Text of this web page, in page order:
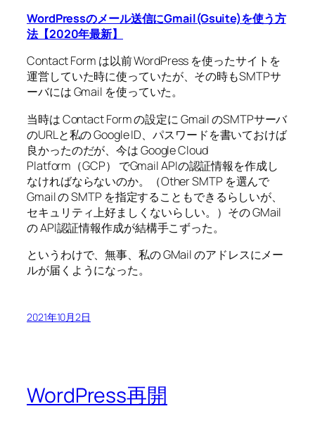
WordPressのメール送信にGmail(Gsuite)を使う方
法【2020年最新】
Contact Form は以前 WordPress を使ったサイトを
運営していた時に使っていたが、その時もSMTPサ
ーバには Gmail を使っていた。
当時は Contact Form の設定に Gmail のSMTPサーバ
のURLと私の Google ID、パスワードを書いておけば
良かったのだが、今は Google Cloud
Platform（GCP） でGmail APIの認証情報を作成し
なければならないのか。（Other SMTP を選んで
Gmail の SMTP を指定することもできるらしいが、
セキュリティ上好ましくないらしい。）その GMail
の API認証情報作成が結構手こずった。
というわけで、無事、私の GMail のアドレスにメー
ルが届くようになった。
2021年10月2日
WordPress再開